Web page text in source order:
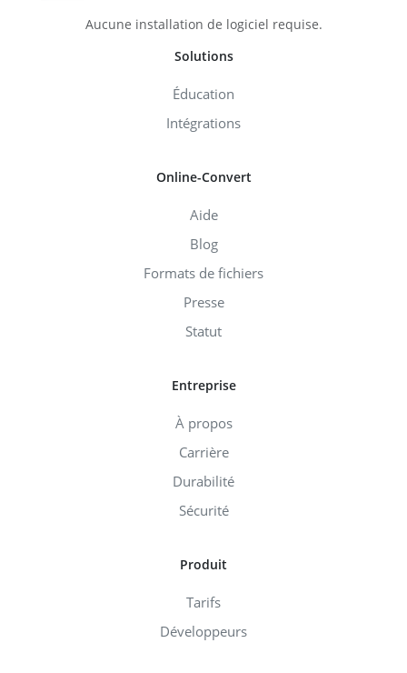
Aucune installation de logiciel requise.
Solutions
Éducation
Intégrations
Online-Convert
Aide
Blog
Formats de fichiers
Presse
Statut
Entreprise
À propos
Carrière
Durabilité
Sécurité
Produit
Tarifs
Développeurs